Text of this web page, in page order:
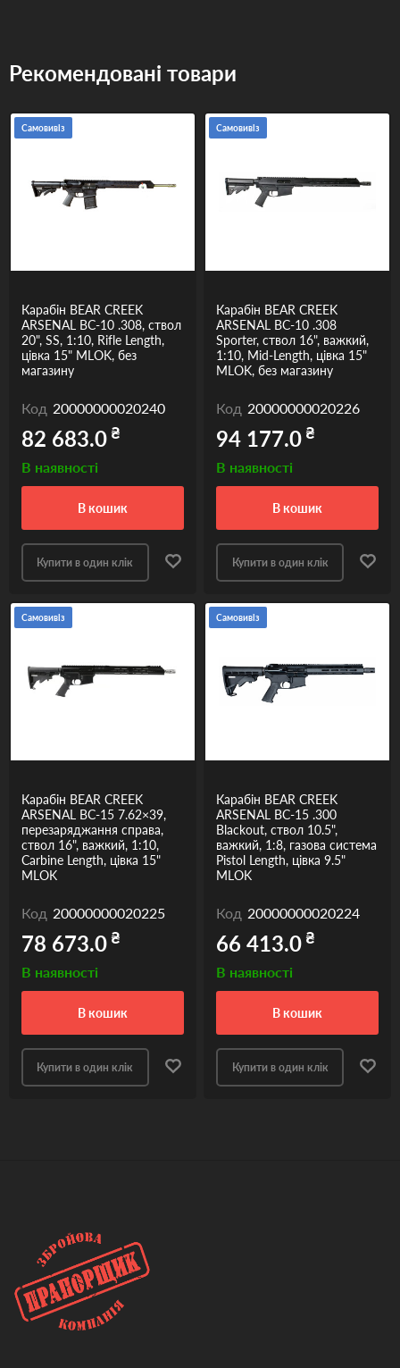
Рекомендовані товари
Самовивіз
Карабін BEAR CREEK
ARSENAL BC-10 .308, ствол
20", SS, 1:10, Rifle Length,
цівка 15" MLOK, без
магазину
Код 20000000020240
82 683.0₴
В наявності
в кошик
Купити в один клік
Самовивіз
Карабін BEAR CREEK
ARSENAL BC-10 .308
Sporter, ствол 16", важкий,
1:10, Mid-Length, цівка 15"
MLOK, без магазину
Код 20000000020226
94 177.0₴
В наявності
в кошик
Купити в один клік
Самовивіз
Карабін BEAR CREEK
ARSENAL BC-15 7.62×39,
перезаряджання справа,
ствол 16", важкий, 1:10,
Carbine Length, цівка 15"
MLOK
Код 20000000020225
78 673.0₴
В наявності
в кошик
Купити в один клік
Самовивіз
Карабін BEAR CREEK
ARSENAL BC-15 .300
Blackout, ствол 10.5",
важкий, 1:8, газова система
Pistol Length, цівка 9.5"
MLOK
Код 20000000020224
66 413.0₴
В наявності
в кошик
Купити в один клік